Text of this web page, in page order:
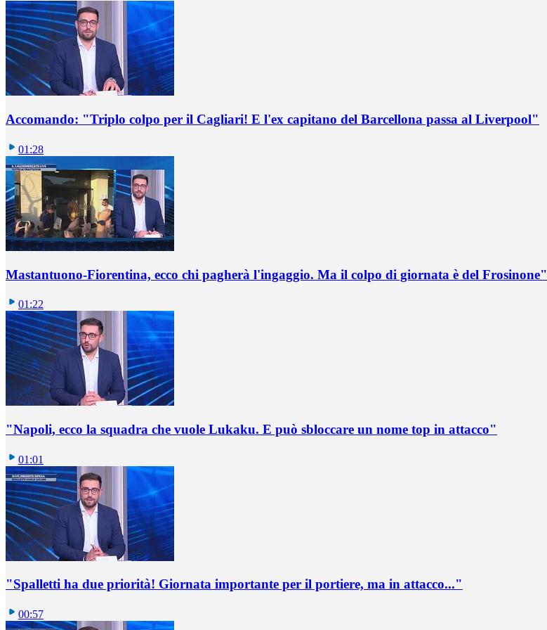
Accomando: "Triplo colpo per il Cagliari! E l'ex capitano del Barcellona passa al Liverpool"
01:28
Mastantuono-Fiorentina, ecco chi pagherà l'ingaggio. Ma il colpo di giornata è del Frosinone"
01:22
"Napoli, ecco la squadra che vuole Lukaku. E può sbloccare un nome top in attacco"
01:01
"Spalletti ha due priorità! Giornata importante per il portiere, ma in attacco..."
00:57